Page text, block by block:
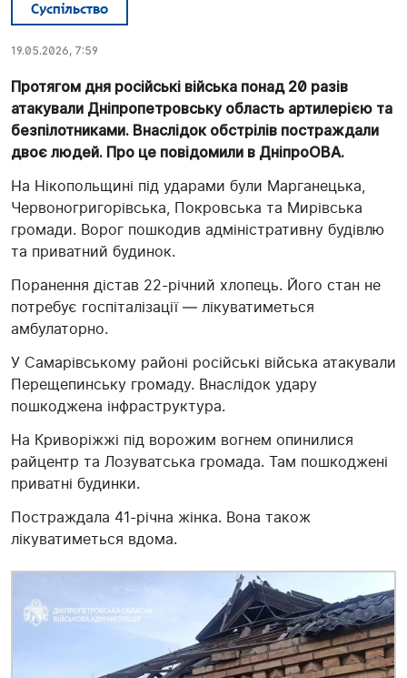
Суспільство
19.05.2026, 7:59
Протягом дня російські війська понад 20 разів
атакували Дніпропетровську область артилерією та
безпілотниками. Внаслідок обстрілів постраждали
двоє людей. Про це повідомили в ДніпроОВА.
На Нікопольщині під ударами були Марганецька,
Червоногригорівська, Покровська та Мирівська
громади. Ворог пошкодив адміністративну будівлю
та приватний будинок.
Поранення дістав 22-річний хлопець. Його стан не
потребує госпіталізації — лікуватиметься
амбулаторно.
У Самарівському районі російські війська атакували
Перещепинську громаду. Внаслідок удару
пошкоджена інфраструктура.
На Криворіжжі під ворожим вогнем опинилися
райцентр та Лозуватська громада. Там пошкоджені
приватні будинки.
Постраждала 41-річна жінка. Вона також
лікуватиметься вдома.